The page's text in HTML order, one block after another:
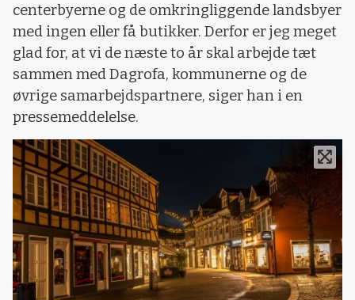
centerbyerne og de omkringliggende landsbyer
med ingen eller få butikker. Derfor er jeg meget
glad for, at vi de næste to år skal arbejde tæt
sammen med Dagrofa, kommunerne og de
øvrige samarbejdspartnere, siger han i en
pressemeddelelse.